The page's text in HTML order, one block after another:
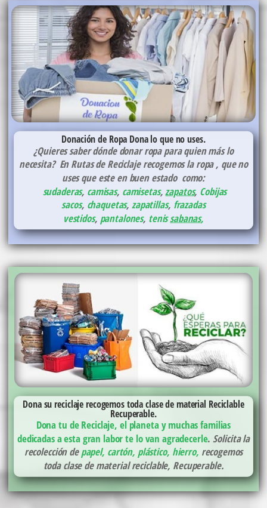
Donación de Ropa Dona lo que no uses.
¿Quieres saber dónde donar ropa para quien más lo
necesita? En Rutas de Reciclaje recogemos la ropa , que no
uses que este en buen estado como:
sudaderas, camisas, camisetas,zapatos, Cobijas
sacos, chaquetas, zapatillas, frazadas
vestidos, pantalones, tenissabanas,
Dona su reciclaje recogemos toda clase de material Reciclable
Recuperable.
Dona tu de Reciclaje, el planeta y muchas familias
dedicadas a esta gran labor te lo van agradecerle. Solicita la
recolección depapel, cartón, plástico, hierro, recogemos
toda clase de material reciclable, Recuperable.